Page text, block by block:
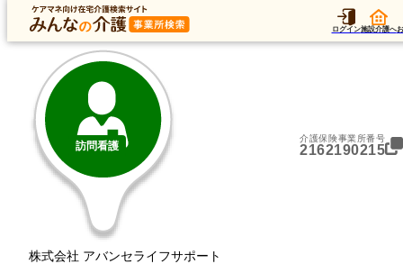
ログイン施設介護へ
トップ データ
トップ 岐阜県 大垣市 訪問看護 アバンセ 訪問看護ステーション 大垣
訪問看護
株式会社 アバンセライフサポート
介護保険事業所番号
2162190215